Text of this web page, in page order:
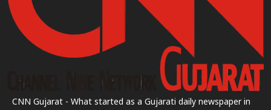
CNN Gujarat - What started as a Gujarati daily newspaper in